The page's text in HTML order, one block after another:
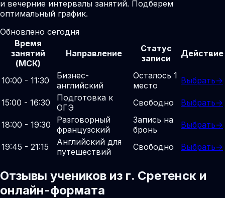
и вечерние интервалы занятий. Подберем
оптимальный график.
Обновлено сегодня
Время
занятий
(МСК)
Направление
Статус
записи
Действие
10:00 - 11:30
Бизнес-
английский
Осталось 1
место
Выбрать→
15:00 - 16:30
Подготовка к
ОГЭ
Свободно Выбрать→
18:00 - 19:30
Разговорный
французский
Запись на
бронь
Выбрать→
19:45 - 21:15
Английский для
путешествий
Свободно Выбрать→
Отзывы учеников из г. Сретенск и
онлайн-формата